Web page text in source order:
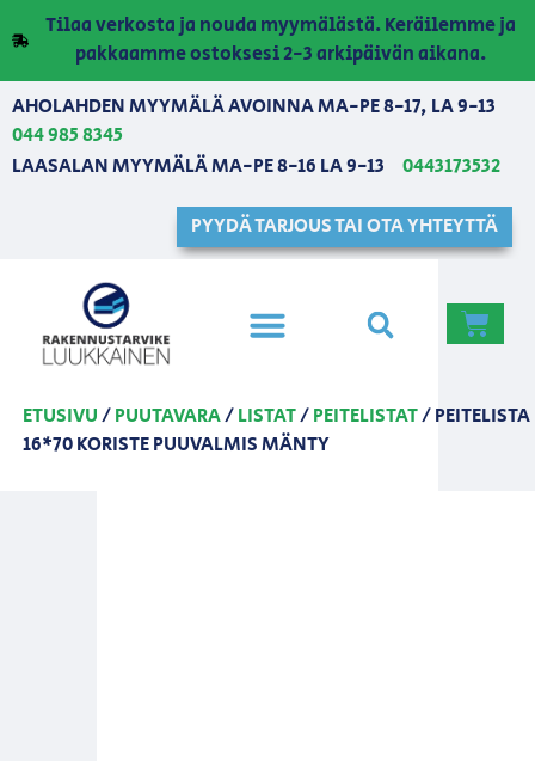
Tilaa verkosta ja nouda myymälästä. Keräilemme ja
pakkaamme ostoksesi 2-3 arkipäivän aikana.
AHOLAHDEN MYYMÄLÄ AVOINNA MA-PE 8-17, LA 9-13
044 985 8345
LAASALAN MYYMÄLÄ MA-PE 8-16 LA 9-13
0443173532
PYYDÄ TARJOUS TAI OTA YHTEYTTÄ
ETUSIVU/PUUTAVARA/LISTAT/PEITELISTAT/ PEITELISTA
16*70 KORISTE PUUVALMIS MÄNTY